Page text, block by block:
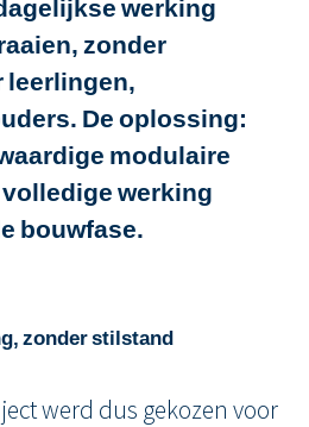
werking
zonder
leerlingen,
De oplossing:
modulaire
werking
bouwfase.
zonder stilstand
werd dus gekozen voor